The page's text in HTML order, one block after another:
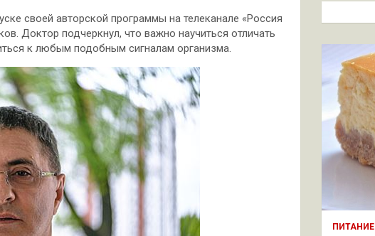
своей авторской программы на телеканале «Россия
Доктор подчеркнул, что важно научиться отличать
к любым подобным сигналам организма.
к
ПИТАНИЕ